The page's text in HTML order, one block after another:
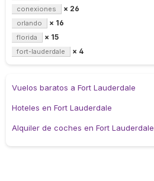
conexiones × 26
orlando × 16
florida × 15
fort-lauderdale × 4
Vuelos baratos a Fort Lauderdale
Hoteles en Fort Lauderdale
Alquiler de coches en Fort Lauderdale